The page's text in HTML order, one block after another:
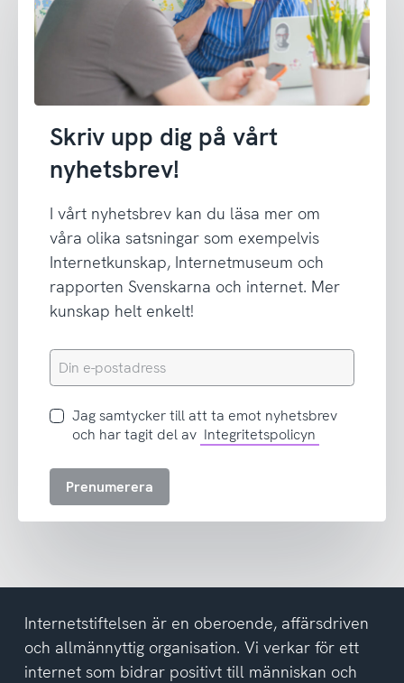
Skriv upp dig på vårt
nyhetsbrev!
I vårt nyhetsbrev kan du läsa mer om
våra olika satsningar som exempelvis
Internetkunskap, Internetmuseum och
rapporten Svenskarna och internet. Mer
kunskap helt enkelt!
Din
e-
Jag
samtycker
att
del
av
integritetspolicyn
Jag samtycker till att ta emot nyhetsbrev
och har tagit del av Integritetspolicyn
Prenumerera
Internetstiftelsen är en oberoende, affärsdriven
och allmännyttig organisation. Vi verkar för ett
internet som bidrar positivt till människan och